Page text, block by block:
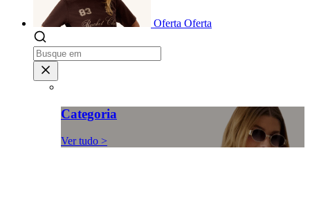
Oferta Oferta
Categoria
Ver tudo >